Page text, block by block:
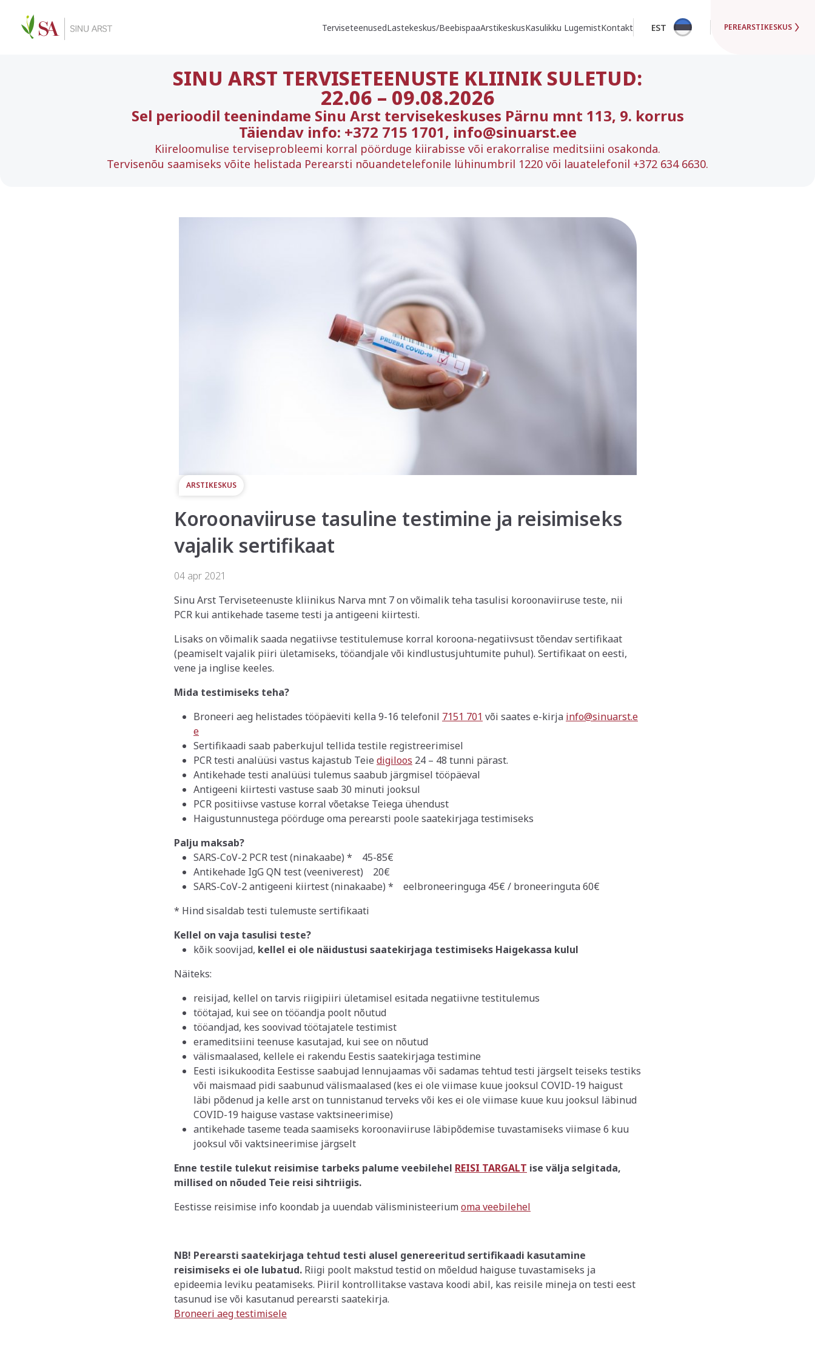
TerviseteenusedLastekeskus/BeebispaaArstikeskusKasulikku LugemistKontakt EST PEREARSTIKESKUS
SINU ARST TERVISETEENUSTE KLIINIK SULETUD:
22.06 – 09.08.2026
Sel perioodil teenindame Sinu Arst tervisekeskuses Pärnu mnt 113, 9. korrus
Täiendav info: +372 715 1701, info@sinuarst.ee
Kiireloomulise terviseprobleemi korral pöörduge kiirabisse või erakorralise meditsiini osakonda.
Tervisenõu saamiseks võite helistada Perearsti nõuandetelefonile lühinumbril 1220 või lauatelefonil +372 634 6630.
ARSTIKESKUS
Koroonaviiruse tasuline testimine ja reisimiseks
vajalik sertifikaat
04 apr 2021
Sinu Arst Terviseteenuste kliinikus Narva mnt 7 on võimalik teha tasulisi koroonaviiruse teste, nii
PCR kui antikehade taseme testi ja antigeeni kiirtesti.
Lisaks on võimalik saada negatiivse testitulemuse korral koroona-negatiivsust tõendav sertifikaat
(peamiselt vajalik piiri ületamiseks, tööandjale või kindlustusjuhtumite puhul). Sertifikaat on eesti,
vene ja inglise keeles.
Mida testimiseks teha?
Broneeri aeg helistades tööpäeviti kella 9-16 telefonil 7151 701 või saates e-kirja info@sinuarst.e
e
Sertifikaadi saab paberkujul tellida testile registreerimisel
PCR testi analüüsi vastus kajastub Teie digiloos 24 – 48 tunni pärast.
Antikehade testi analüüsi tulemus saabub järgmisel tööpäeval
Antigeeni kiirtesti vastuse saab 30 minuti jooksul
PCR positiivse vastuse korral võetakse Teiega ühendust
Haigustunnustega pöörduge oma perearsti poole saatekirjaga testimiseks
Palju maksab?
SARS-CoV-2 PCR test (ninakaabe) * 45-85€
Antikehade IgG QN test (veeniverest) 20€
SARS-CoV-2 antigeeni kiirtest (ninakaabe) * eelbroneeringuga 45€ / broneeringuta 60€
* Hind sisaldab testi tulemuste sertifikaati
Kellel on vaja tasulisi teste?
kõik soovijad, kellel ei ole näidustusi saatekirjaga testimiseks Haigekassa kulul
Näiteks:
reisijad, kellel on tarvis riigipiiri ületamisel esitada negatiivne testitulemus
töötajad, kui see on tööandja poolt nõutud
tööandjad, kes soovivad töötajatele testimist
erameditsiini teenuse kasutajad, kui see on nõutud
välismaalased, kellele ei rakendu Eestis saatekirjaga testimine
Eesti isikukoodita Eestisse saabujad lennujaamas või sadamas tehtud testi järgselt teiseks testiks
või maismaad pidi saabunud välismaalased (kes ei ole viimase kuue jooksul COVID-19 haigust
läbi põdenud ja kelle arst on tunnistanud terveks või kes ei ole viimase kuue kuu jooksul läbinud
COVID-19 haiguse vastase vaktsineerimise)
antikehade taseme teada saamiseks koroonaviiruse läbipõdemise tuvastamiseks viimase 6 kuu
jooksul või vaktsineerimise järgselt
Enne testile tulekut reisimise tarbeks palume veebilehel REISI TARGALT ise välja selgitada,
millised on nõuded Teie reisi sihtriigis.
Eestisse reisimise info koondab ja uuendab välisministeerium oma veebilehel
NB! Perearsti saatekirjaga tehtud testi alusel genereeritud sertifikaadi kasutamine
reisimiseks ei ole lubatud. Riigi poolt makstud testid on mõeldud haiguse tuvastamiseks ja
epideemia leviku peatamiseks. Piiril kontrollitakse vastava koodi abil, kas reisile mineja on testi eest
tasunud ise või kasutanud perearsti saatekirja.
Broneeri aeg testimisele